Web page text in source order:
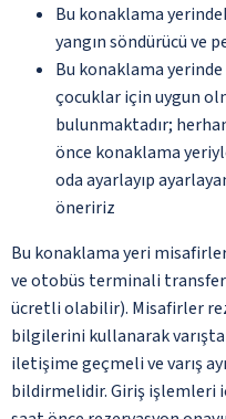
Bu konaklama
yangın söndürücü ve
Bu konaklama
çocuklar için uygun
bulunmaktadır;
önce konaklama
oda ayarlayıp
öneririz
Bu konaklama yeri
ve otobüs terminali
ücretli olabilir). Misafirler
bilgilerini kullanarak
iletişime geçmeli ve varış
bildirmelidir. Giriş işlemleri